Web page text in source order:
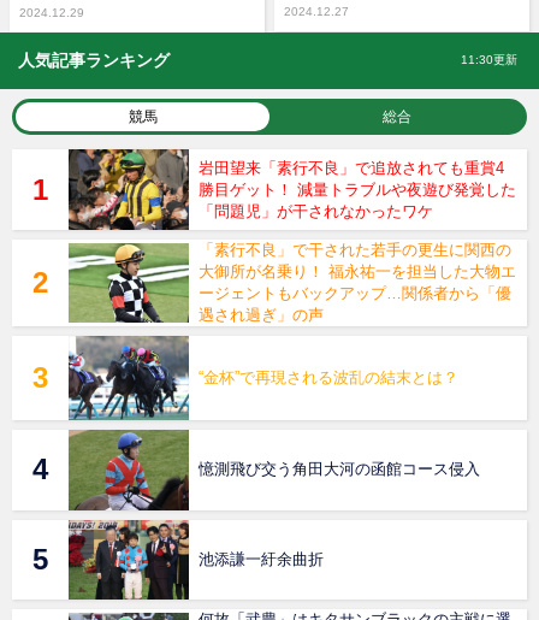
2024.12.29 2024.12.27
人気記事ランキング 11:30更新
競馬 総合
岩田望来「素行不良」で追放されても重賞4
勝目ゲット！ 減量トラブルや夜遊び発覚した
「問題児」が干されなかったワケ
「素行不良」で干された若手の更生に関西の
大御所が名乗り！ 福永祐一を担当した大物エ
ージェントもバックアップ…関係者から「優
遇され過ぎ」の声
“金杯”で再現される波乱の結末とは？
憶測飛び交う角田大河の函館コース侵入
池添謙一紆余曲折